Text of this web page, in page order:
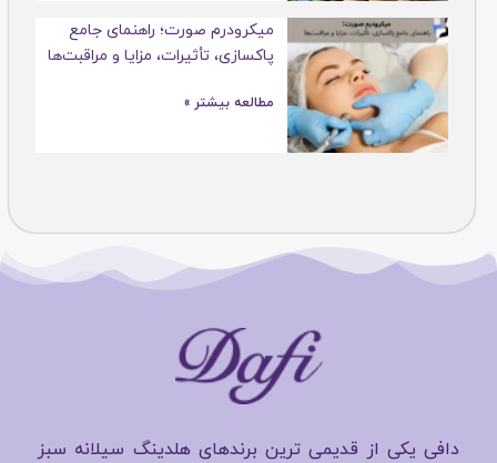
میکرودرم صورت؛ راهنمای جامع
پاکسازی، تأثیرات، مزایا و مراقبت‌ها
مطالعه بیشتر »
دافی یکی از قدیمی ترین برندهای هلدینگ سیلانه سبز